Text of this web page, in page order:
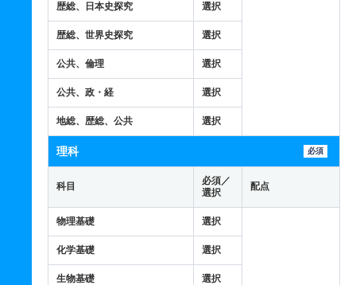
歴総、日本史探究 選択
歴総、世界史探究 選択
公共、倫理 選択
公共、政・経 選択
地総、歴総、公共 選択
理科 必須
科目
必須／
選択
配点
物理基礎 選択
化学基礎 選択
生物基礎 選択